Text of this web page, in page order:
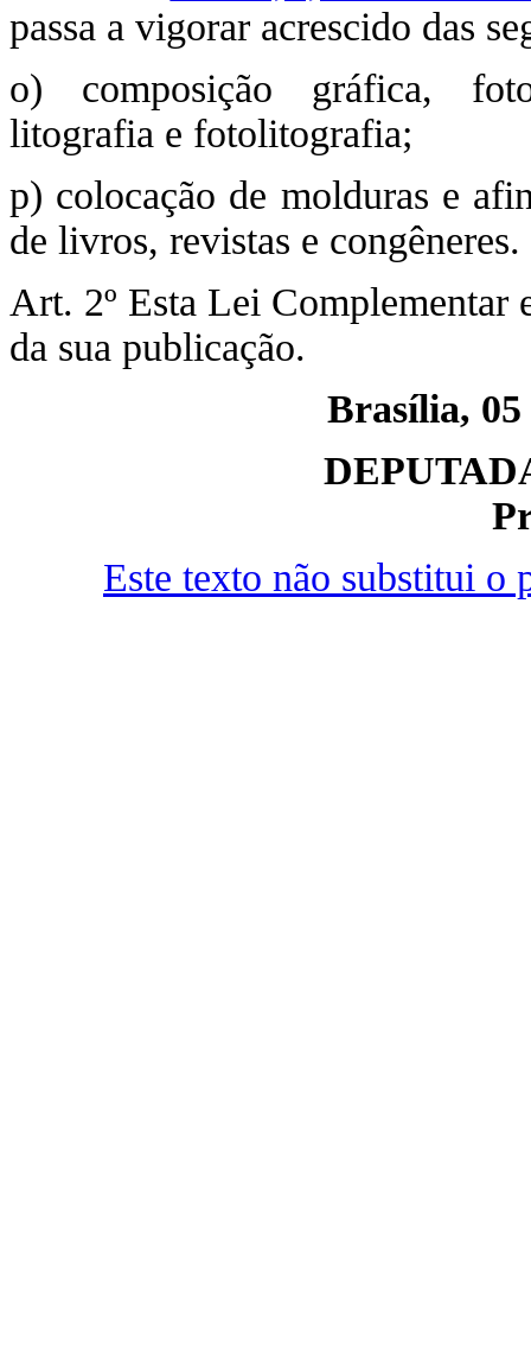
passa a vigorar acrescido das
o) composição gráfica,
litografia e fotolitografia;
p) colocação de molduras e
de livros, revistas e congêneres.
Art. 2º Esta Lei Complementar
da sua publicação.
Brasília, 05
Este texto não substitui o